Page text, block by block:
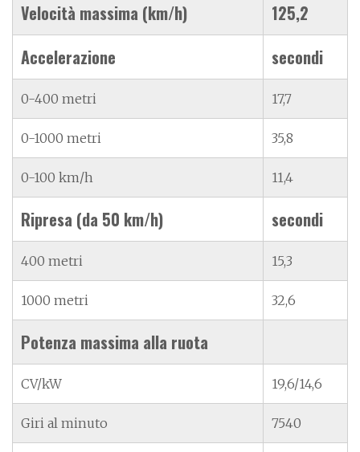
Velocità massima (km/h)
125,2
Accelerazione
secondi
0-400 metri 17,7
0-1000 metri 35,8
0-100 km/h 11,4
Ripresa (da 50 km/h) secondi
400 metri 15,3
1000 metri 32,6
Potenza massima alla ruota
CV/kW 19,6/14,6
Giri al minuto 7540